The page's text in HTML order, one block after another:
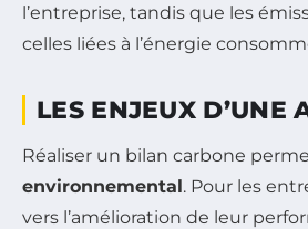
l’entreprise, tandis que les
celles liées à l’énergie
LES ENJEUX D’UNE
Réaliser un bilan carbone
environnemental. Pour les
vers l’amélioration de leur